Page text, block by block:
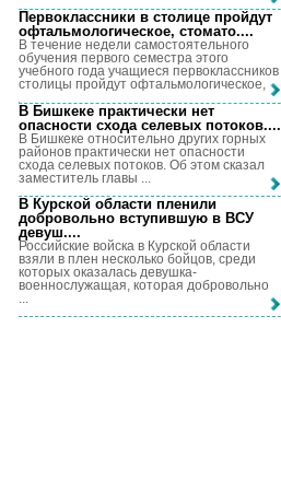
Первоклассники в столице пройдут
офтальмологическое, стомато....
В течение недели самостоятельного
обучения первого семестра этого
учебного года учащиеся первоклассников
столицы пройдут офтальмологическое, ...
В Бишкеке практически нет
опасности схода селевых потоков....
В Бишкеке относительно других горных
районов практически нет опасности
схода селевых потоков. Об этом сказал
заместитель главы ...
В Курской области пленили
добровольно вступившую в ВСУ
девуш....
Российские войска в Курской области
взяли в плен несколько бойцов, среди
которых оказалась девушка-
военнослужащая, которая добровольно
...